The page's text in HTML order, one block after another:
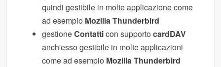
quindi gestibile in molte applicazione come
ad esempio Mozilla Thunderbird
gestioneContatticon supportocardDAV
anch'esso gestibile in molte applicazioni
come ad esempio Mozilla Thunderbird